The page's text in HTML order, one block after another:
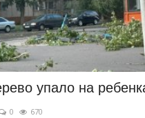
упало на
0 670